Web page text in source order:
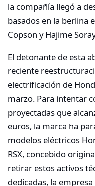
la compañía llegó a
basados en la berlina
Copson y Hajime
El detonante de esta
reciente
electrificación de
marzo. Para intentar
proyectadas que
euros, la marca ha
modelos eléctricos
RSX, concebido
retirar estos activos
dedicadas, la